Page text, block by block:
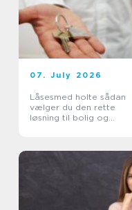
07. July 2026
Låsesmed holte sådan
vælger du den rette
løsning til bolig og